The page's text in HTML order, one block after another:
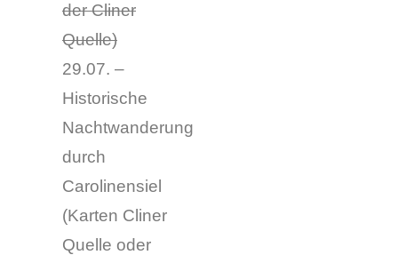
der Cliner
Quelle)
29.07. –
Historische
Nachtwanderung
durch
Carolinensiel
(Karten Cliner
Quelle oder